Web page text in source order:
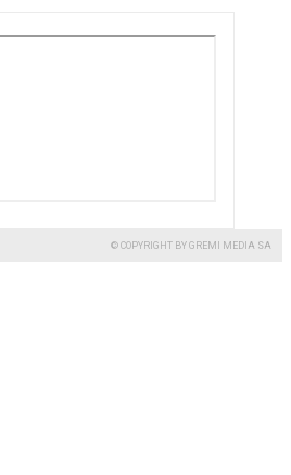
© COPYRIGHT BY GREMI MEDIA SA